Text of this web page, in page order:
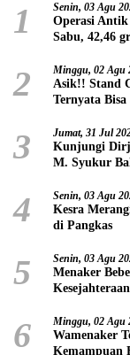
1 Senin, 03 Agu
Operasi
Sabu, 42,46
2 Minggu, 02 Agu
Asik!! Stand
Ternyata
3 Jumat, 31 Jul
Kunjungi
M. Syukur
4 Senin, 03 Agu
Kesra
di Pangkas
5 Senin, 03 Agu
Menaker
6 Minggu, 02 Agu
Wamenaker
Kemampuan